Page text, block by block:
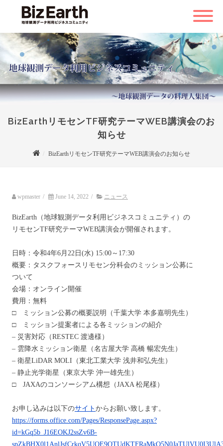
BizEarthリモセンTF研究テーマWEB講演会のお
知らせ
BizEarthリモセンTF研究テーマWEB講演会のお知らせ
wpmaster / June 14, 2022 / ニュース
BizEarth（地球観測データ利用ビジネスコミュニティ）の
リモセンTF研究テーマWEB講演会が開催されます。
日時：令和4年6月22日(水) 15:00～17:30
概要：タスクフォースリモセン分科会のミッション公募に
ついて
会場：オンライン開催
費用：無料
□ ミッション公募の概要説明（千葉大学 本多嘉明先生）
□ ミッション提案者による各ミッションの紹介
– 災害対応（RESTEC 渡邊様）
– 雲降水ミッション衛星（名古屋大学 高橋 暢宏先生）
– 衛星LiDAR MOLI（東北工業大学 浅井和弘先生）
– 静止光学衛星（東京大学 沖一雄先生）
□ JAXAのコンソーシアム構想（JAXA 松尾様）
お申し込みは以下のサイト からお願い致します。
https://forms.office.com/Pages/ResponsePage.aspx?
id=kGq5b_J16EOKJ2ssZv6B-